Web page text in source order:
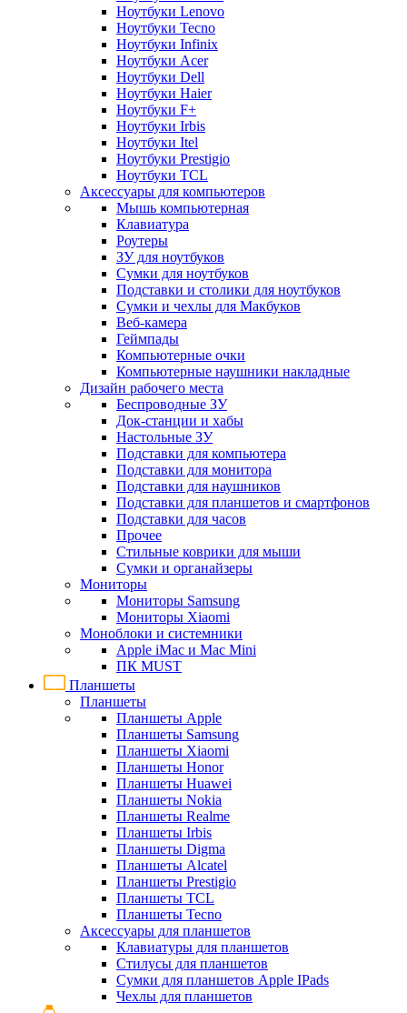
Ноутбуки Lenovo
Ноутбуки Tecno
Ноутбуки Infinix
Ноутбуки Acer
Ноутбуки Dell
Ноутбуки Haier
Ноутбуки F+
Ноутбуки Irbis
Ноутбуки Itel
Ноутбуки Prestigio
Ноутбуки TCL
Аксессуары для компьютеров
Мышь компьютерная
Клавиатура
Роутеры
ЗУ для ноутбуков
Сумки для ноутбуков
Подставки и столики для ноутбуков
Сумки и чехлы для Макбуков
Веб-камера
Геймпады
Компьютерные очки
Компьютерные наушники накладные
Дизайн рабочего места
Беспроводные ЗУ
Док-станции и хабы
Настольные ЗУ
Подставки для компьютера
Подставки для монитора
Подставки для наушников
Подставки для планшетов и смартфонов
Подставки для часов
Прочее
Стильные коврики для мыши
Сумки и органайзеры
Мониторы
Мониторы Samsung
Мониторы Xiaomi
Моноблоки и системники
Apple iMac и Mac Mini
ПК MUST
Планшеты
Планшеты
Планшеты Apple
Планшеты Samsung
Планшеты Xiaomi
Планшеты Honor
Планшеты Huawei
Планшеты Nokia
Планшеты Realme
Планшеты Irbis
Планшеты Digma
Планшеты Alcatel
Планшеты Prestigio
Планшеты TCL
Планшеты Tecno
Аксессуары для планшетов
Клавиатуры для планшетов
Стилусы для планшетов
Сумки для планшетов Apple IPads
Чехлы для планшетов